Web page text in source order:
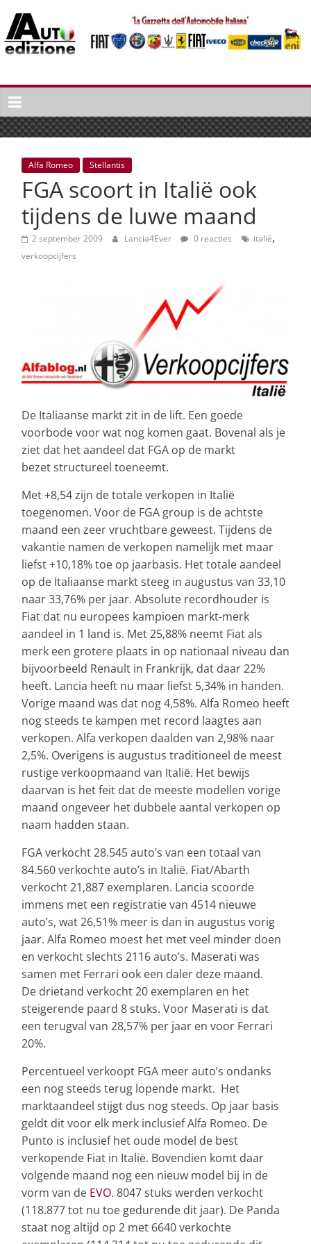
naar
inhoud
Auto
Edizione
La
Gazetta
dell'Automobile
Italiana
Italiaans
autonieuws
lifestyle
Alfa Romeo Stellantis
FGA scoort in Italië ook
tijdens de luwe maand
2 september 2009 Lancia4Ever 0 reacties italië,
verkoopcijfers
De Italiaanse markt zit in de lift. Een goede
voorbode voor wat nog komen gaat. Bovenal als je
ziet dat het aandeel dat FGA op de markt
bezet structureel toeneemt.
Met +8,54 zijn de totale verkopen in Italië
toegenomen. Voor de FGA group is de achtste
maand een zeer vruchtbare geweest. Tijdens de
vakantie namen de verkopen namelijk met maar
liefst +10,18% toe op jaarbasis. Het totale aandeel
op de Italiaanse markt steeg in augustus van 33,10
naar 33,76% per jaar. Absolute recordhouder is
Fiat dat nu europees kampioen markt-merk
aandeel in 1 land is. Met 25,88% neemt Fiat als
merk een grotere plaats in op nationaal niveau dan
bijvoorbeeld Renault in Frankrijk, dat daar 22%
heeft. Lancia heeft nu maar liefst 5,34% in handen.
Vorige maand was dat nog 4,58%. Alfa Romeo heeft
nog steeds te kampen met record laagtes aan
verkopen. Alfa verkopen daalden van 2,98% naar
2,5%. Overigens is augustus traditioneel de meest
rustige verkoopmaand van Italië. Het bewijs
daarvan is het feit dat de meeste modellen vorige
maand ongeveer het dubbele aantal verkopen op
naam hadden staan.
FGA verkocht 28.545 auto’s van een totaal van
84.560 verkochte auto’s in Italië. Fiat/Abarth
verkocht 21,887 exemplaren. Lancia scoorde
immens met een registratie van 4514 nieuwe
auto’s, wat 26,51% meer is dan in augustus vorig
jaar. Alfa Romeo moest het met veel minder doen
en verkocht slechts 2116 auto’s. Maserati was
samen met Ferrari ook een daler deze maand.
De drietand verkocht 20 exemplaren en het
steigerende paard 8 stuks. Voor Maserati is dat
een terugval van 28,57% per jaar en voor Ferrari
20%.
Percentueel verkoopt FGA meer auto’s ondanks
een nog steeds terug lopende markt. Het
marktaandeel stijgt dus nog steeds. Op jaar basis
geldt dit voor elk merk inclusief Alfa Romeo. De
Punto is inclusief het oude model de best
verkopende Fiat in Italië. Bovendien komt daar
volgende maand nog een nieuw model bij in de
vorm van de EVO. 8047 stuks werden verkocht
(118.877 tot nu toe gedurende dit jaar). De Panda
staat nog altijd op 2 met 6640 verkochte